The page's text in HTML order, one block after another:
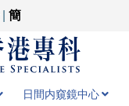
簡
日間内窺鏡中心